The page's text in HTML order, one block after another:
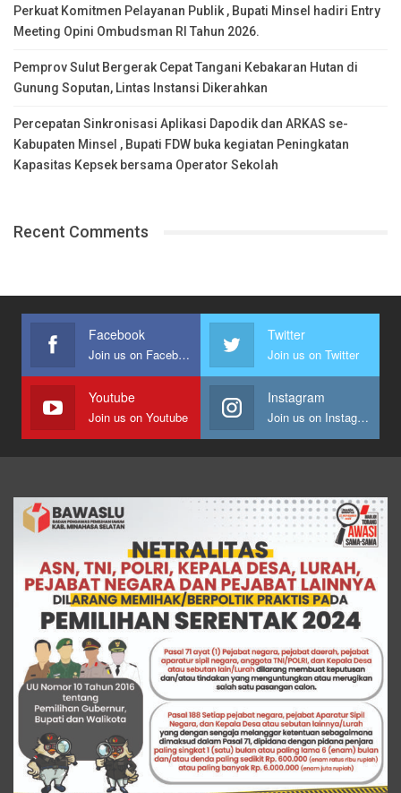
Perkuat Komitmen Pelayanan Publik , Bupati Minsel hadiri Entry
Meeting Opini Ombudsman RI Tahun 2026.
Pemprov Sulut Bergerak Cepat Tangani Kebakaran Hutan di
Gunung Soputan, Lintas Instansi Dikerahkan
Percepatan Sinkronisasi Aplikasi Dapodik dan ARKAS se-
Kabupaten Minsel , Bupati FDW buka kegiatan Peningkatan
Kapasitas Kepsek bersama Operator Sekolah
Recent Comments
Facebook
Join us on Facebook
Twitter
Join us on Twitter
Youtube
Join us on Youtube
Instagram
Join us on Instagram